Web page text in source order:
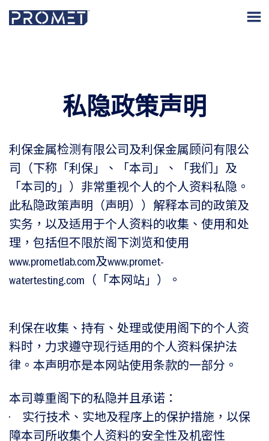
私隐政策声明
利保金属检测有限公司及利保金属顾问有限公
司（下称「利保」、「本司」、「我们」及
「本司的」）非常重视个人的个人资料私隐。
此私隐政策声明（声明））解释本司的政策及
实务，以及适用于个人资料的收集、使用和处
理，包括但不限於阁下浏览和使用
www.prometlab.com及www.promet-
watertesting.com（「本网站」）。
利保在收集、持有、处理或使用阁下的个人资
料时，力求遵守现行适用的个人资料保护法
律。本声明亦是本网站使用条款的一部分。
本司尊重阁下的私隐并且承诺：
• 实行技术、实地及程序上的保护措施，以保
障本司所收集个人资料的安全性及机密性